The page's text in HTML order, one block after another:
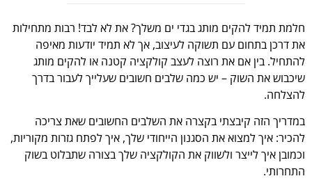
חלמת תמיד להקים מותג בגדי ים משלך? את לא לבד! רבות מתחילות
את דרכן בתחום עם תשוקה לעיצוב, אך לא תמיד יודעות מאיפה
להתחיל. בין אם את רוצה לעצב קולקציה קטנה או להקים מותג
שיכבוש את השוק – יש כמה שלבים חשובים שעלייך לעבור בדרך
להצלחה.
במדריך הזה קיבצתי בקצרה את השלבים החשובים שאת צריכה
להכיר: איך למצוא את הסגנון הייחודי שלך, איך לפתח גזרות מקוריות,
וכמובן איך לייצר ולשווק את הקולקציה שלך בצורה שתבלוט בשוק
התחרותי.